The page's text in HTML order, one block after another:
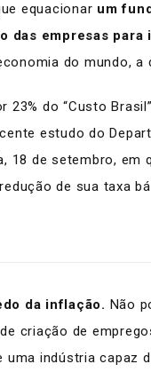
equacionar um
empresas
do mundo, a
do “Custo
estudo do
de setembro, em
de sua taxa
da inflação. Não
criação de
indústria capaz